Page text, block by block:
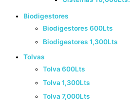
Biodigestores
Biodigestores 600Lts
Biodigestores 1,300Lts
Tolvas
Tolva 600Lts
Tolva 1,300Lts
Tolva 7,000Lts